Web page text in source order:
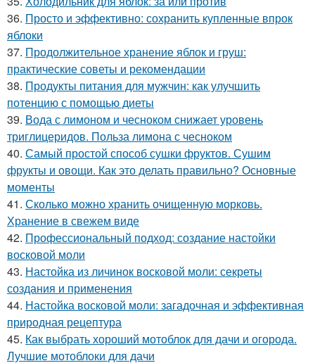
36. Просто и эффективно: сохранить купленные впрок
яблоки
37. Продолжительное хранение яблок и груш:
практические советы и рекомендации
38. Продукты питания для мужчин: как улучшить
потенцию с помощью диеты
39. Вода с лимоном и чесноком снижает уровень
триглицеридов. Польза лимона с чесноком
40. Самый простой способ сушки фруктов. Сушим
фрукты и овощи. Как это делать правильно? Основные
моменты
41. Сколько можно хранить очищенную морковь.
Хранение в свежем виде
42. Профессиональный подход: создание настойки
восковой моли
43. Настойка из личинок восковой моли: секреты
создания и применения
44. Настойка восковой моли: загадочная и эффективная
природная рецептура
45. Как выбрать хороший мотоблок для дачи и огорода.
Лучшие мотоблоки для дачи